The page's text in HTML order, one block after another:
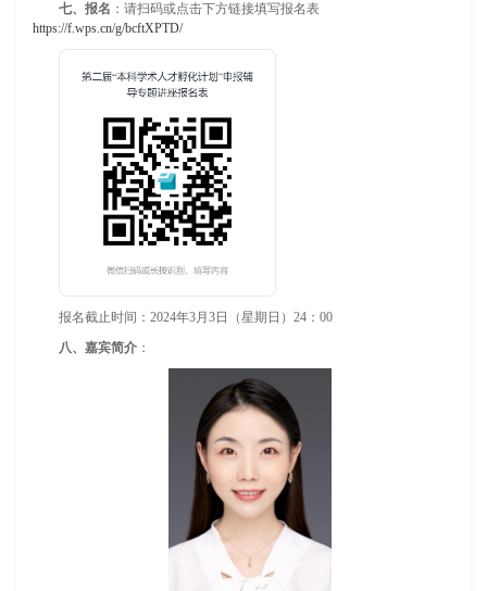
七、报名 ：请扫码或点击下方链接填写报名表
https://f.wps.cn/g/bcftXPTD/
报名截止时间：2024年3月3日（星期日）24：00
八、嘉宾简介 ：